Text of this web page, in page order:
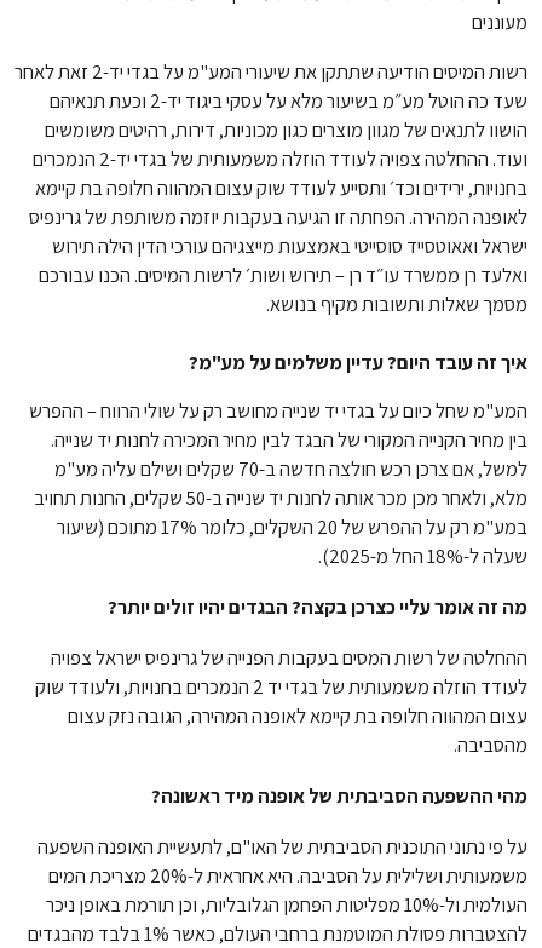
רשות המיסים הודיעה שתתקן את שיעורי המע"מ על בגדי יד-2 זאת לאחר
שעד כה הוטל מע״מ בשיעור מלא על עסקי ביגוד יד-2 וכעת תנאיהם
הושוו לתנאים של מגוון מוצרים כגון מכוניות, דירות, רהיטים משומשים
ועוד. ההחלטה צפויה לעודד הוזלה משמעותית של בגדי יד-2 הנמכרים
בחנויות, ירידים וכד׳ ותסייע לעודד שוק עצום המהווה חלופה בת קיימא
לאופנה המהירה. הפחתה זו הגיעה בעקבות יוזמה משותפת של גרינפיס
ישראל ואאוטסייד סוסייטי באמצעות מייצגיהם עורכי הדין הילה תירוש
ואלעד רן ממשרד עו״ד רן – תירוש ושות׳ לרשות המיסים. הכנו עבורכם
מסמך שאלות ותשובות מקיף בנושא.
איך זה עובד היום? עדיין משלמים על מע"מ?
המע"מ שחל כיום על בגדי יד שנייה מחושב רק על שולי הרווח – ההפרש
בין מחיר הקנייה המקורי של הבגד לבין מחיר המכירה לחנות יד שנייה.
למשל, אם צרכן רכש חולצה חדשה ב-70 שקלים ושילם עליה מע"מ
מלא, ולאחר מכן מכר אותה לחנות יד שנייה ב-50 שקלים, החנות תחויב
במע"מ רק על ההפרש של 20 השקלים, כלומר 17% מתוכם (שיעור
שעלה ל-18% החל מ-2025).
מה זה אומר עליי כצרכן בקצה? הבגדים יהיו זולים יותר?
ההחלטה של רשות המסים בעקבות הפנייה של גרינפיס ישראל צפויה
לעודד הוזלה משמעותית של בגדי יד 2 הנמכרים בחנויות, ולעודד שוק
עצום המהווה חלופה בת קיימא לאופנה המהירה, הגובה נזק עצום
מהסביבה.
מהי ההשפעה הסביבתית של אופנה מיד ראשונה?
על פי נתוני התוכנית הסביבתית של האו"ם, לתעשיית האופנה השפעה
משמעותית ושלילית על הסביבה. היא אחראית ל-20% מצריכת המים
העולמית ול-10% מפליטות הפחמן הגלובליות, וכן תורמת באופן ניכר
להצטברות פסולת המוטמנת ברחבי העולם, כאשר 1% בלבד מהבגדים